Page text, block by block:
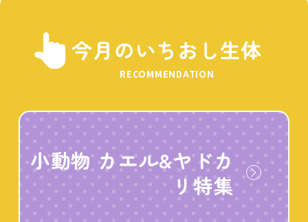
今月のいちおし生体
RECOMMENDATION
小動物 カエル&ヤドカ
リ特集